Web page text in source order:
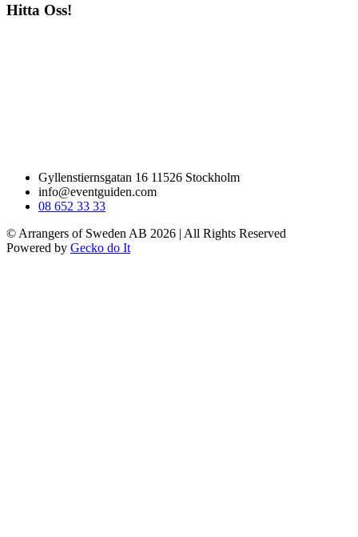
Hitta Oss!
Gyllenstiernsgatan 16 11526 Stockholm
info@eventguiden.com
08 652 33 33
© Arrangers of Sweden AB 2026 | All Rights Reserved
Powered by Gecko do It